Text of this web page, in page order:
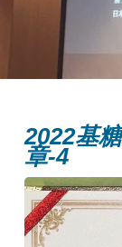
2022基
章-4